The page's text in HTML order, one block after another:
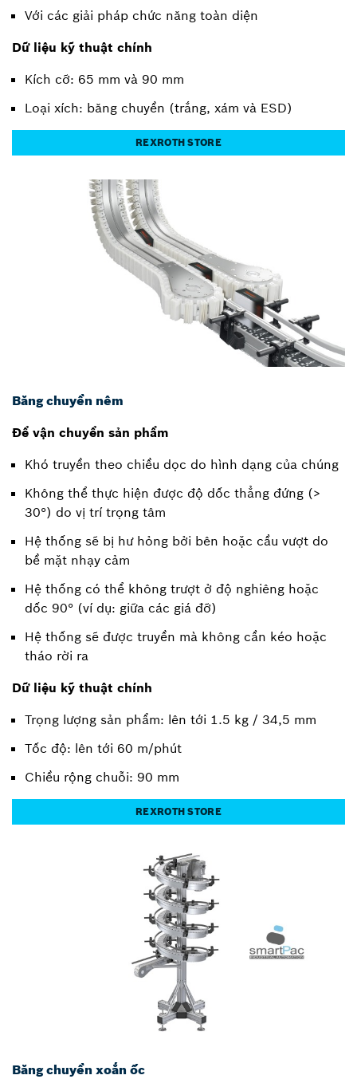
Với các giải pháp chức năng toàn diện
Dữ liệu kỹ thuật chính
Kích cỡ: 65 mm và 90 mm
Loại xích: băng chuyền (trắng, xám và ESD)
REXROTH STORE
Băng chuyền nêm
Để vận chuyển sản phẩm
Khó truyền theo chiều dọc do hình dạng của chúng
Không thể thực hiện được độ dốc thẳng đứng (>
30°) do vị trí trọng tâm
Hệ thống sẽ bị hư hỏng bởi bên hoặc cầu vượt do
bề mặt nhạy cảm
Hệ thống có thể không trượt ở độ nghiêng hoặc
dốc 90° (ví dụ: giữa các giá đỡ)
Hệ thống sẽ được truyền mà không cần kéo hoặc
tháo rời ra
Dữ liệu kỹ thuật chính
Trọng lượng sản phẩm: lên tới 1.5 kg / 34,5 mm
Tốc độ: lên tới 60 m/phút
Chiều rộng chuỗi: 90 mm
REXROTH STORE
Băng chuyền xoắn ốc